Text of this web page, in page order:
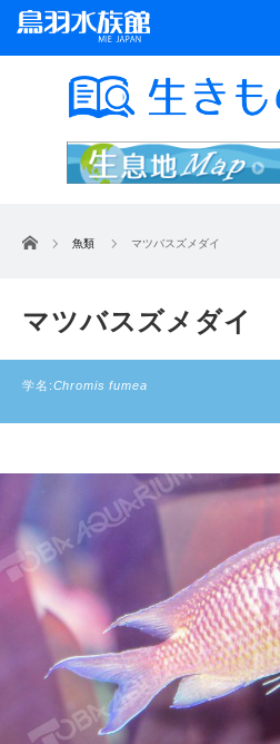
ホーム 魚類 マツバスズメダイ
マツバスズメダイ
学名:Chromis fumea